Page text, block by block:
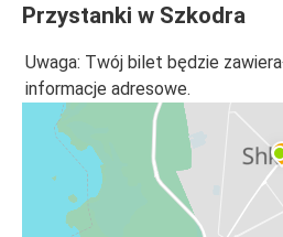
Przystanki w Szkodra
Uwaga: Twój bilet będzie
informacje adresowe.